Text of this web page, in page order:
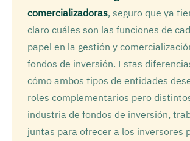
comercializadoras, seguro que ya
claro cuáles son las funciones de
papel en la gestión y
fondos de inversión. Estas
cómo ambos tipos de entidades
roles complementarios pero
industria de fondos de inversión,
juntas para ofrecer a los inversores